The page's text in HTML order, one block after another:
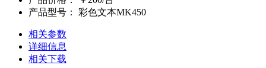
产品型号：
彩色文本MK450
相关参数
详细信息
相关下载